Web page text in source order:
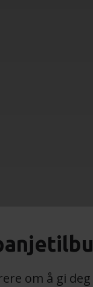
om å gi